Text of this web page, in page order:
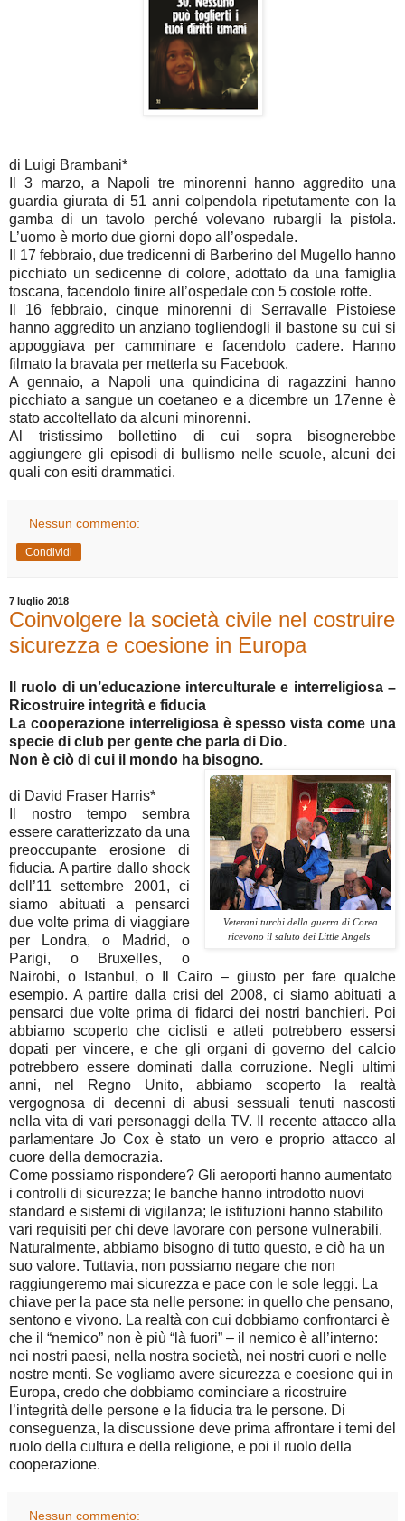
di Luigi Brambani*
Il 3 marzo, a Napoli tre minorenni hanno aggredito una
guardia giurata di 51 anni colpendola ripetutamente con la
gamba di un tavolo perché volevano rubargli la pistola.
L’uomo è morto due giorni dopo all’ospedale.
Il 17 febbraio, due tredicenni di Barberino del Mugello hanno
picchiato un sedicenne di colore, adottato da una famiglia
toscana, facendolo finire all’ospedale con 5 costole rotte.
Il 16 febbraio, cinque minorenni di Serravalle Pistoiese
hanno aggredito un anziano togliendogli il bastone su cui si
appoggiava per camminare e facendolo cadere. Hanno
filmato la bravata per metterla su Facebook.
A gennaio, a Napoli una quindicina di ragazzini hanno
picchiato a sangue un coetaneo e a dicembre un 17enne è
stato accoltellato da alcuni minorenni.
Al tristissimo bollettino di cui sopra bisognerebbe
aggiungere gli episodi di bullismo nelle scuole, alcuni dei
quali con esiti drammatici.
Nessun commento:
Condividi
7 luglio 2018
Coinvolgere la società civile nel costruire
sicurezza e coesione in Europa
Il ruolo di un’educazione interculturale e interreligiosa –
Ricostruire integrità e fiducia
La cooperazione interreligiosa è spesso vista come una
specie di club per gente che parla di Dio.
Non è ciò di cui il mondo ha bisogno.
Veterani turchi della guerra di Corea
ricevono il saluto dei Little Angels
di David Fraser Harris*
Il nostro tempo sembra
essere caratterizzato da una
preoccupante erosione di
fiducia. A partire dallo shock
dell’11 settembre 2001, ci
siamo abituati a pensarci
due volte prima di viaggiare
per Londra, o Madrid, o
Parigi, o Bruxelles, o
Nairobi, o Istanbul, o Il Cairo – giusto per fare qualche
esempio. A partire dalla crisi del 2008, ci siamo abituati a
pensarci due volte prima di fidarci dei nostri banchieri. Poi
abbiamo scoperto che ciclisti e atleti potrebbero essersi
dopati per vincere, e che gli organi di governo del calcio
potrebbero essere dominati dalla corruzione. Negli ultimi
anni, nel Regno Unito, abbiamo scoperto la realtà
vergognosa di decenni di abusi sessuali tenuti nascosti
nella vita di vari personaggi della TV. Il recente attacco alla
parlamentare Jo Cox è stato un vero e proprio attacco al
cuore della democrazia.
Come possiamo rispondere? Gli aeroporti hanno aumentato
i controlli di sicurezza; le banche hanno introdotto nuovi
standard e sistemi di vigilanza; le istituzioni hanno stabilito
vari requisiti per chi deve lavorare con persone vulnerabili.
Naturalmente, abbiamo bisogno di tutto questo, e ciò ha un
suo valore. Tuttavia, non possiamo negare che non
raggiungeremo mai sicurezza e pace con le sole leggi. La
chiave per la pace sta nelle persone: in quello che pensano,
sentono e vivono. La realtà con cui dobbiamo confrontarci è
che il “nemico” non è più “là fuori” – il nemico è all’interno:
nei nostri paesi, nella nostra società, nei nostri cuori e nelle
nostre menti. Se vogliamo avere sicurezza e coesione qui in
Europa, credo che dobbiamo cominciare a ricostruire
l’integrità delle persone e la fiducia tra le persone. Di
conseguenza, la discussione deve prima affrontare i temi del
ruolo della cultura e della religione, e poi il ruolo della
cooperazione.
Nessun commento: